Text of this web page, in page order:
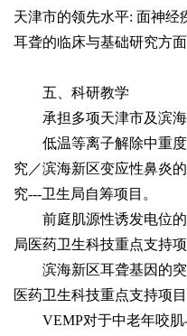
天津市的领先水平: 面神经
耳聋的临床与基础研究方面
五、科研教学
承担多项天津市及滨海
低温等离子解除中重度
究／滨海新区变应性鼻炎
究---卫生局自筹项目。
前庭肌源性诱发电位的
局医药卫生科技重点支持项
滨海新区耳聋基因的突
医药卫生科技重点支持项目
VEMP对于中老年咬肌